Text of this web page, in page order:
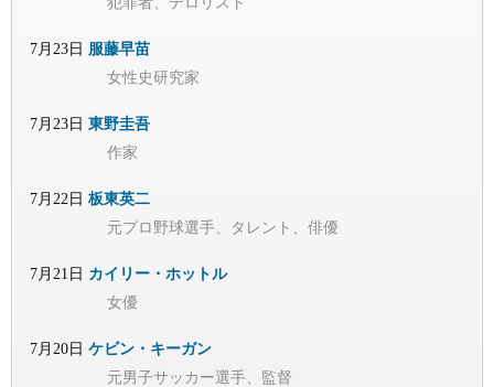
7月23日 服藤早苗
女性史研究家
7月23日 東野圭吾
作家
7月22日 板東英二
元プロ野球選手、タレント、俳優
7月21日 カイリー・ホットル
女優
7月20日 ケビン・キーガン
元男子サッカー選手、監督